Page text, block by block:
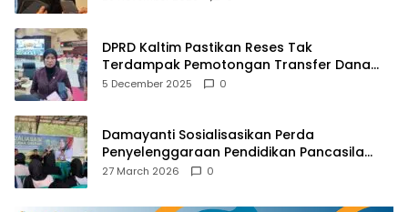
DPRD Kaltim Pastikan Reses Tak
Terdampak Pemotongan Transfer Dana
Pusat
5 December 2025 0
Damayanti Sosialisasikan Perda
Penyelenggaraan Pendidikan Pancasila
dan Wawasan Kebangsaan
27 March 2026 0